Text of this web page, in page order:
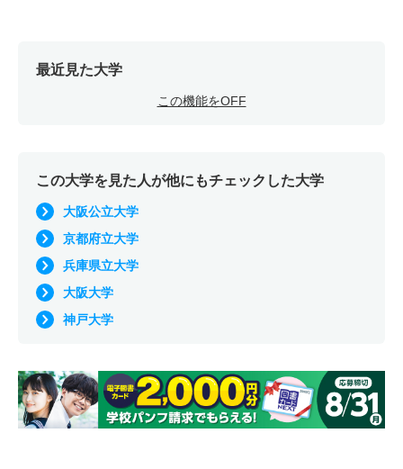
最近見た大学
この機能をOFF
この大学を見た人が他にもチェックした大学
大阪公立大学
京都府立大学
兵庫県立大学
大阪大学
神戸大学